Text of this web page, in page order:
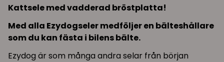
Kattsele med vadderad bröstplatta!
Med alla Ezydogseler medföljer en bälteshållare
som du kan fästa i bilens bälte.
Ezydog är som många andra selar från början